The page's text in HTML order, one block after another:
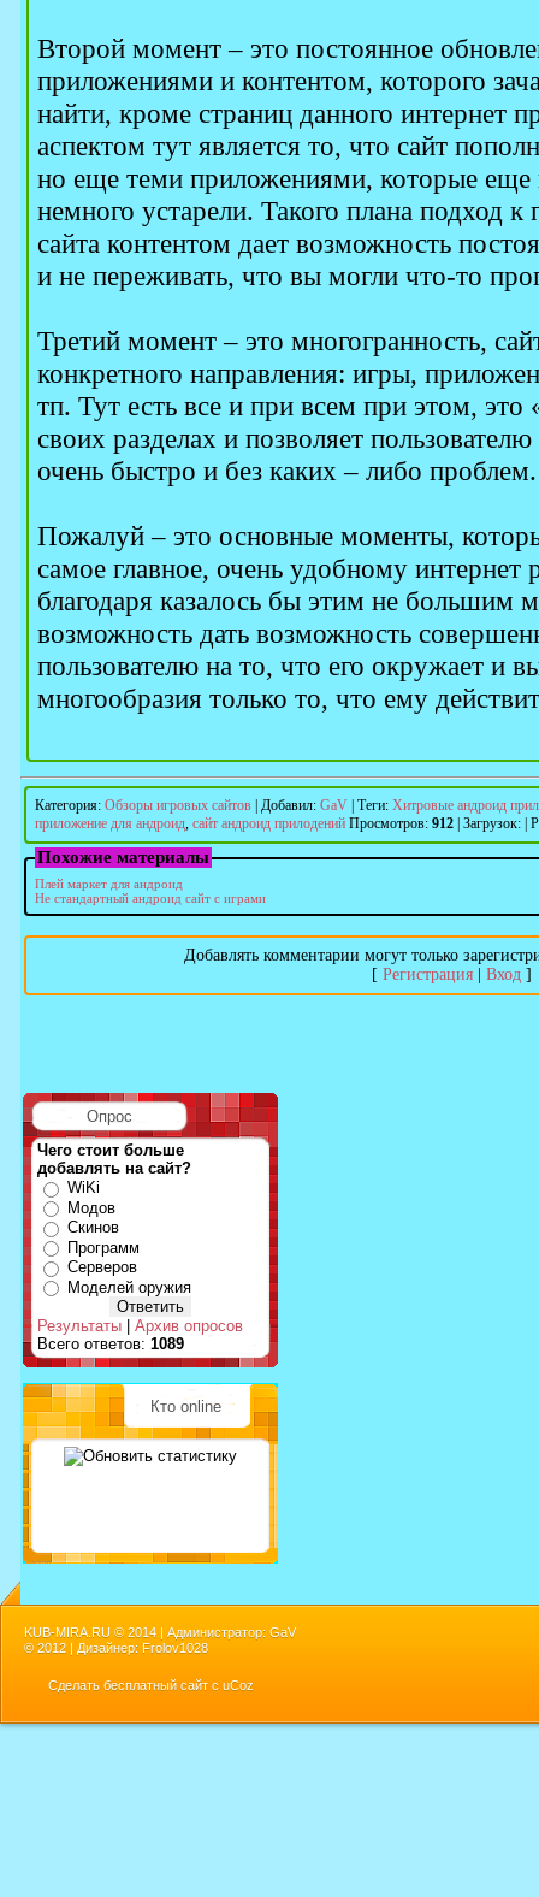
Второй момент – это постоянное
приложениями и контентом, которого
найти, кроме страниц данного интернет
аспектом тут является то, что сайт
но еще теми приложениями, которые еще
немного устарели. Такого плана подход
сайта контентом дает возможность
и не переживать, что вы могли что-то
Третий момент – это многогранность,
конкретного направления: игры,
тп. Тут есть все и при всем при этом, это
своих разделах и позволяет
очень быстро и без каких – либо проблем.
Пожалуй – это основные моменты,
самое главное, очень удобному интернет
благодаря казалось бы этим не большим
возможность дать возможность
пользователю на то, что его окружает и
многообразия только то, что ему
Категория: Обзоры игровых сайтов Добавил: GaV Теги: Хитровые андроид
приложение для андроид, сайт андроид прилодений Просмотров: 912 Загрузок:
Похожие материалы
Плей маркет для андроид
Не стандартный андроид сайт с играми
Добавлять комментарии могут только
[ Регистрация| Вход]
Опрос
Чего стоит больше
добавлять на сайт?
WiKi
Модов
Скинов
Программ
Серверов
Моделей оружия
Результаты
Архив опросов
Всего ответов: 1089
Кто online
KUB-MIRA.RU © 2014 | Администратор: GaV
© 2012 | Дизайнер: Frolov1028
Сделать бесплатный сайт с uCoz